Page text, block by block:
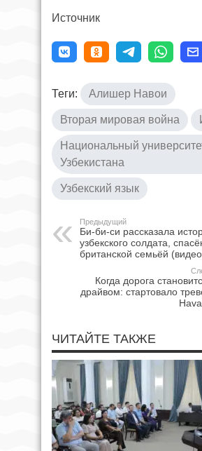
Источник
Теги: Алишер Навои
Вторая мировая война
Национальный
Узбекистана
Узбекский язык
Предыдущий
Би-би-си рассказала
узбекского солдата,
британской семьёй
Когда дорога
драйвом: стартовало
ЧИТАЙТЕ ТАКЖЕ